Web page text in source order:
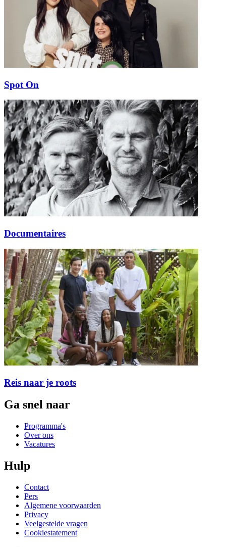
Spot On
Documentaires
Reis naar je roots
Ga snel naar
Programma's
Over ons
Vacatures
Hulp
Contact
Pers
Algemene voorwaarden
Privacy
Veelgestelde vragen
Cookiestatement